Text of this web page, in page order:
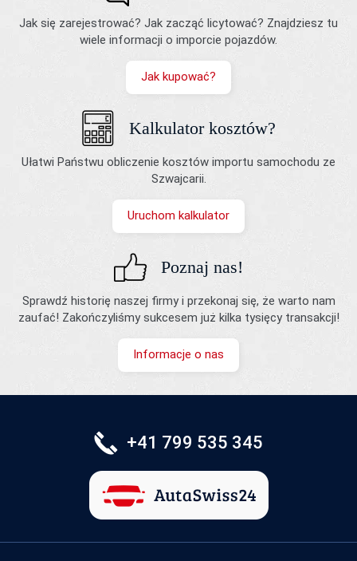
Jak się zarejestrować? Jak zacząć licytować? Znajdziesz tu
wiele informacji o imporcie pojazdów.
Jak kupować?
Kalkulator kosztów?
Ułatwi Państwu obliczenie kosztów importu samochodu ze
Szwajcarii.
Uruchom kalkulator
Poznaj nas!
Sprawdź historię naszej firmy i przekonaj się, że warto nam
zaufać! Zakończyliśmy sukcesem już kilka tysięcy transakcji!
Informacje o nas
+41 799 535 345